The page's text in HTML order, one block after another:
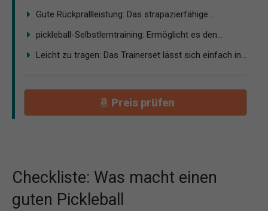
Gute Rückprallleistung: Das strapazierfähige...
pickleball-Selbstlerntraining: Ermöglicht es den...
Leicht zu tragen: Das Trainerset lässt sich einfach in...
Preis prüfen
Checkliste: Was macht einen
guten Pickleball